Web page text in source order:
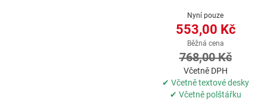
Nyní pouze
553,00 Kč
Běžná cena
768,00 Kč
Včetně DPH
✔ Včetně textové desky
✔ Včetně polštářku